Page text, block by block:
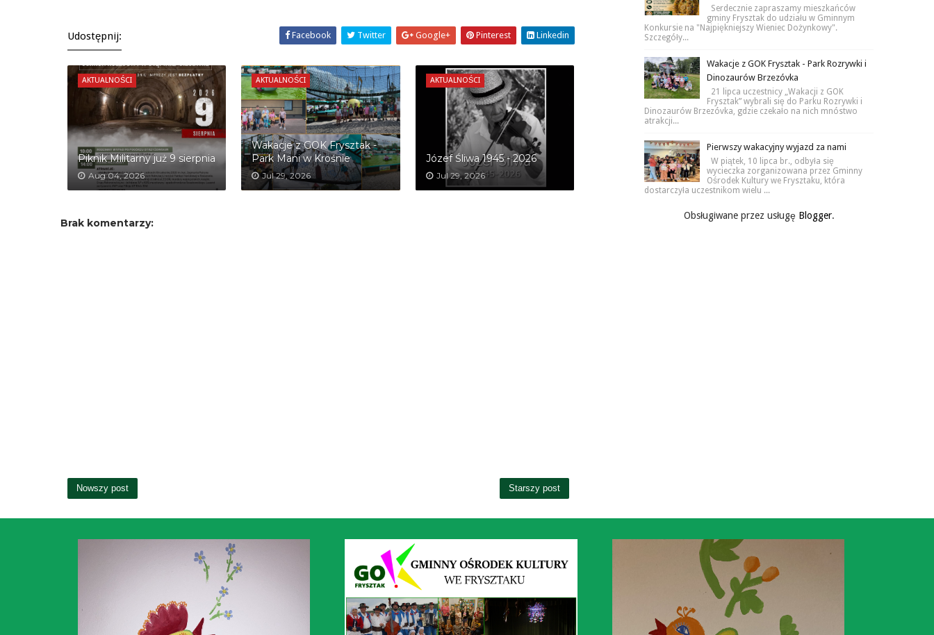
Udostępnij: Facebook Twitter Google+ Pinterest Linkedin
AKTUALNOŚCI
Piknik Militarny już 9 sierpnia
Aug 04, 2026
AKTUALNOŚCI
Wakacje z GOK Frysztak -
Park Mani w Krośnie
Jul 29, 2026
AKTUALNOŚCI
Józef Śliwa 1945 - 2026
Jul 29, 2026
Brak komentarzy:
Nowszy post Starszy post
Serdecznie zapraszamy mieszkańców
gminy Frysztak do udziału w Gminnym
Konkursie na "Najpiękniejszy Wieniec Dożynkowy".
Szczegóły...
Wakacje z GOK Frysztak - Park Rozrywki i
Dinozaurów Brzezóvka
21 lipca uczestnicy „Wakacji z GOK
Frysztak” wybrali się do Parku Rozrywki i
Dinozaurów Brzezóvka, gdzie czekało na nich mnóstwo
atrakcji...
Pierwszy wakacyjny wyjazd za nami
W piątek, 10 lipca br., odbyła się
wycieczka zorganizowana przez Gminny
Ośrodek Kultury we Frysztaku, która
dostarczyła uczestnikom wielu ...
Obsługiwane przez usługę Blogger.